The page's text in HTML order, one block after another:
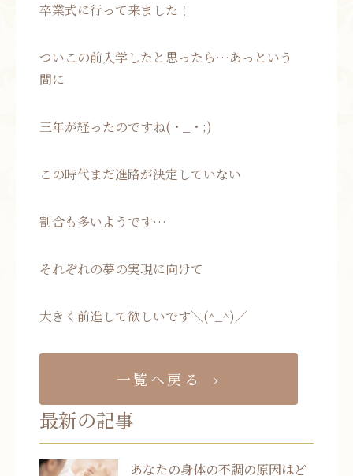
卒業式に行って来ました！
ついこの前入学したと思ったら…あっという
間に
三年が経ったのですね(・_・;)
この時代まだ進路が決定していない
割合も多いようです…
それぞれの夢の実現に向けて
大きく前進して欲しいです＼(^_^)／
一覧へ戻る
最新の記事
あなたの身体の不調の原因はど